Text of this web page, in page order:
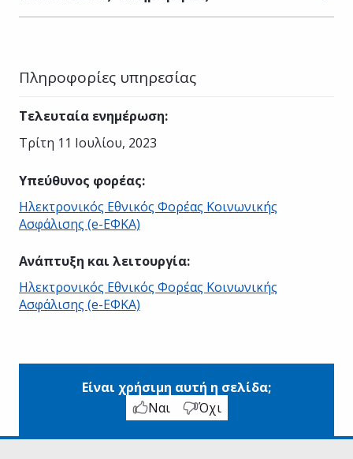
Πληροφορίες υπηρεσίας
Τελευταία ενημέρωση:
Τρίτη 11 Ιουλίου, 2023
Υπεύθυνος φορέας:
Ηλεκτρονικός Εθνικός Φορέας Κοινωνικής
Ασφάλισης (e-ΕΦΚΑ)
Ανάπτυξη και λειτουργία:
Ηλεκτρονικός Εθνικός Φορέας Κοινωνικής
Ασφάλισης (e-ΕΦΚΑ)
Είναι χρήσιμη αυτή η σελίδα;
Ναι
Όχι